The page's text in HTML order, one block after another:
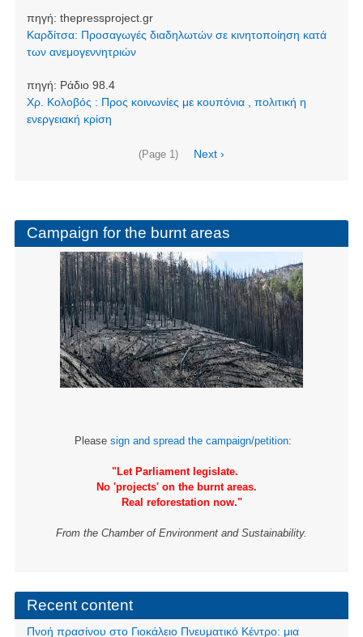
πηγή: thepressproject.gr
Καρδίτσα: Προσαγωγές διαδηλωτών σε κινητοποίηση κατά
των ανεμογεννητριών
πηγή: Ράδιο 98.4
Χρ. Κολοβός : Προς κοινωνίες με κουπόνια , πολιτική η
ενεργειακή κρίση
(Page 1)
Next
Next ›
Campaign for the burnt areas
Please sign and spread the campaign/petition:
"Let Parliament legislate.
No 'projects' on the burnt areas.
Real reforestation now."
From the Chamber of Environment and Sustainability.
Recent content
Πνοή πρασίνου στο Γιοκάλειο Πνευματικό Κέντρο: μια